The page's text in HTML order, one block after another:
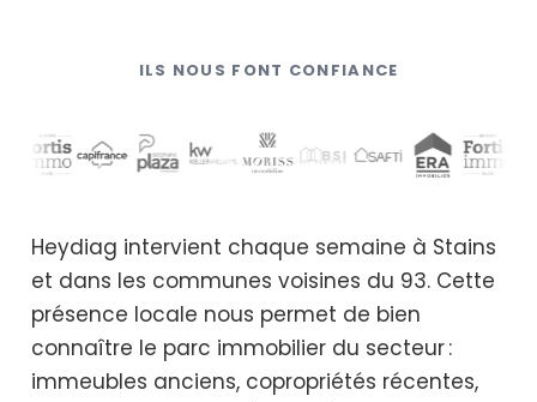
ILS NOUS FONT CONFIANCE
Heydiag intervient chaque semaine à Stains
et dans les communes voisines du 93. Cette
présence locale nous permet de bien
connaître le parc immobilier du secteur :
immeubles anciens, copropriétés récentes,